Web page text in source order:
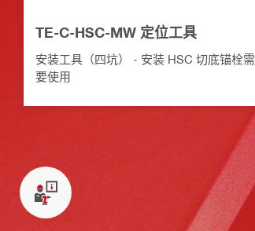
TE-C-HSC-MW 定位工具
安装工具（四坑） - 安装 HSC 切底锚栓需
要使用